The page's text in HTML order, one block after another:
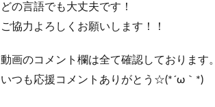
どの言語でも大丈夫です！
ご協力よろしくお願いします！！
動画のコメント欄は全て確認しております。
いつも応援コメントありがとう☆(*´ω｀*)